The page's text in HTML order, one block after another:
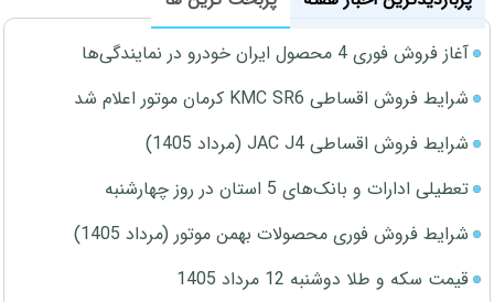
آغاز فروش فوری 4 محصول ایران خودرو در نمایندگی‌ها
شرایط فروش اقساطی KMC SR6 کرمان موتور اعلام شد
شرایط فروش اقساطی JAC J4 (مرداد 1405)
تعطیلی ادارات و بانک‌های 5 استان در روز چهارشنبه
شرایط فروش فوری محصولات بهمن موتور (مرداد 1405)
قیمت سکه و طلا دوشنبه 12 مرداد 1405